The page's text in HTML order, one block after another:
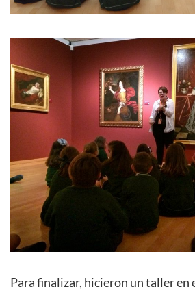
Para finalizar, hicieron un taller en